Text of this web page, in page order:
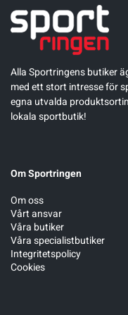
Alla Sportringens butiker
med ett stort intresse för
egna utvalda
lokala sportbutik!
Om Sportringen
Om oss
Vårt ansvar
Våra butiker
Våra specialistbutiker
Integritetspolicy
Cookies